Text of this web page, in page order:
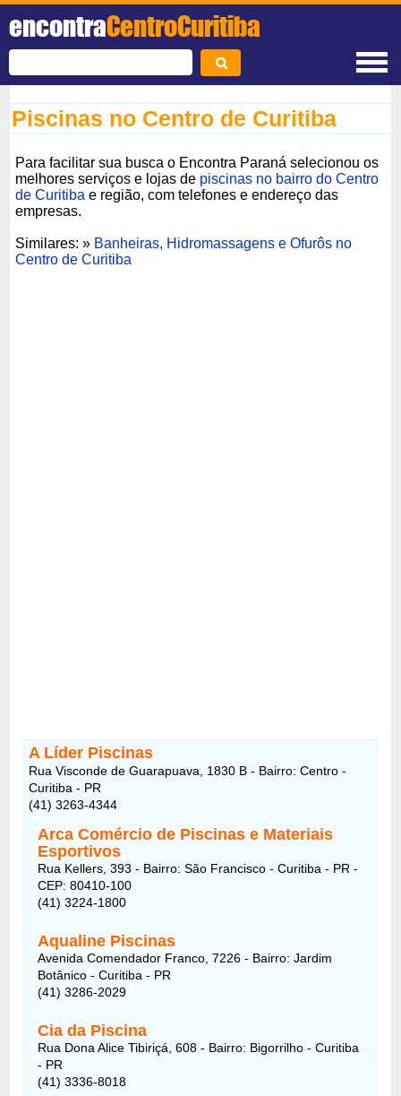
encontraCentroCuritiba
Piscinas no Centro de Curitiba
Para facilitar sua busca o Encontra Paraná selecionou os
melhores serviços e lojas de piscinas no bairro do Centro
de Curitiba e região, com telefones e endereço das
empresas.
Similares: » Banheiras, Hidromassagens e Ofurôs no
Centro de Curitiba
A Líder Piscinas
Rua Visconde de Guarapuava, 1830 B - Bairro: Centro -
Curitiba - PR
(41) 3263-4344
Arca Comércio de Piscinas e Materiais
Esportivos
Rua Kellers, 393 - Bairro: São Francisco - Curitiba - PR -
CEP: 80410-100
(41) 3224-1800
Aqualine Piscinas
Avenida Comendador Franco, 7226 - Bairro: Jardim
Botânico - Curitiba - PR
(41) 3286-2029
Cia da Piscina
Rua Dona Alice Tibiriçá, 608 - Bairro: Bigorrilho - Curitiba
- PR
(41) 3336-8018